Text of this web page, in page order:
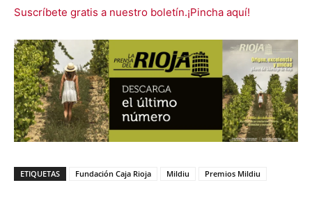
Suscríbete gratis a nuestro boletín.¡Pincha aquí!
ETIQUETAS Fundación Caja Rioja Mildiu Premios Mildiu